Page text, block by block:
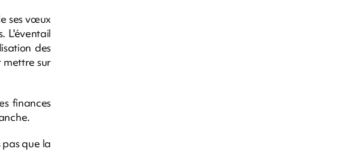
ses vœux
L'éventail
des
mettre sur
finances
que la